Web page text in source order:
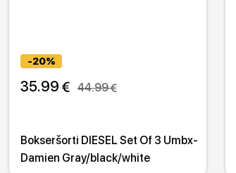
-20%
35.99 44.99
Bokseršorti DIESEL Set Of 3 Umbx-
Damien Gray/black/white